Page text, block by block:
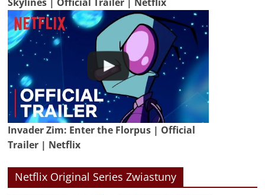
Invader Zim: Enter the Florpus | Official
Trailer | Netflix
Netflix Original Series Zwiastuny